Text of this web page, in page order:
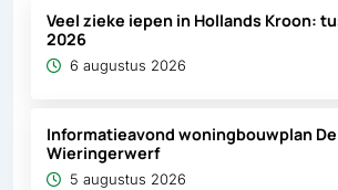
Veel zieke iepen in Hollands Kroon:
2026
6 augustus 2026
Informatieavond woningbouwplan
Wieringerwerf
5 augustus 2026